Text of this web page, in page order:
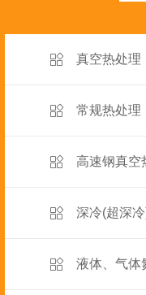
真空热处理
常规热处理
高速钢真空
深冷(超深
液体、气体